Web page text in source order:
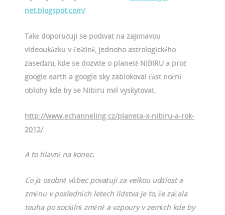
net.blogspot.com/
Také doporučuji se podívat na zajímavou
videoukázku v češtině, jednoho astrologického
zasedání, kde se dozvíte o planetě NIBIRU a proč
google earth a google sky zablokoval část noční
oblohy kde by se Nibiru měl vyskytovat.
http://www.echanneling.cz/planeta-x-nibiru-a-rok-
2012/
A to hlavní na konec.
Co já osobně vůbec považuji za velkou událost a
změnu v posledních letech lidstva je to, že začala
touha po sociální změně a vzpoury v zemích kde by